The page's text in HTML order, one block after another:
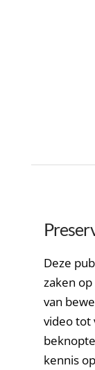
Deze
zaken
van
video tot
kennis